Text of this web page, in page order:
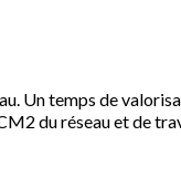
Un temps de
du réseau et de